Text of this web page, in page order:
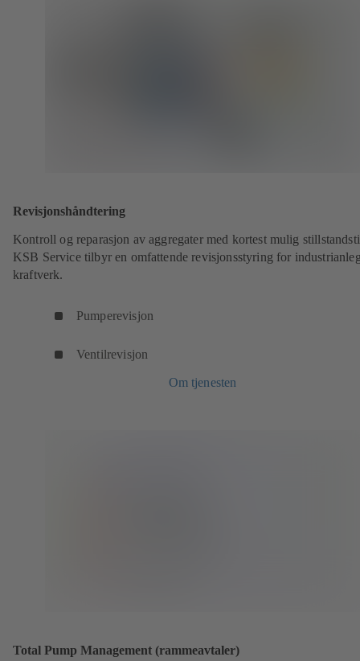
Revisjonshåndtering
Kontroll og reparasjon av aggregater med kortest mulig
KSB Service tilbyr en omfattende revisjonsstyring for
kraftverk.
Pumperevisjon
Ventilrevisjon
Om tjenesten
Total Pump Management (rammeavtaler)